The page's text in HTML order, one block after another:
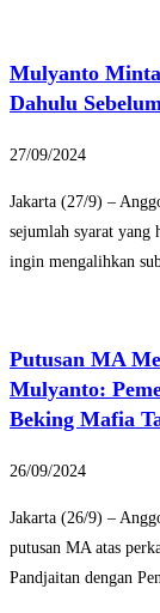
Mulyanto
Dahulu
27/09/2024
Jakarta (27/9) –
sejumlah syarat yang
ingin mengalihkan
Putusan MA
Mulyanto:
Beking Mafia
26/09/2024
Jakarta (26/9) –
putusan MA atas
Pandjaitan dengan